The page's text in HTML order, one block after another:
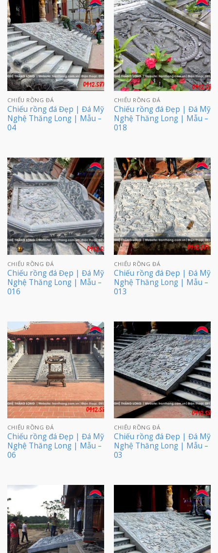
CHIẾU RỒNG ĐÁ
Chiếu rồng đá Đẹp | Đá Mỹ
Nghệ Thăng Long | Mẫu –
04
CHIẾU RỒNG ĐÁ
Chiếu rồng đá Đẹp | Đá Mỹ
Nghệ Thăng Long | Mẫu –
018
CHIẾU RỒNG ĐÁ
Chiếu rồng đá Đẹp | Đá Mỹ
Nghệ Thăng Long | Mẫu –
016
CHIẾU RỒNG ĐÁ
Chiếu rồng đá Đẹp | Đá Mỹ
Nghệ Thăng Long | Mẫu –
013
CHIẾU RỒNG ĐÁ
Chiếu rồng đá Đẹp | Đá Mỹ
Nghệ Thăng Long | Mẫu –
06
CHIẾU RỒNG ĐÁ
Chiếu rồng đá Đẹp | Đá Mỹ
Nghệ Thăng Long | Mẫu –
03